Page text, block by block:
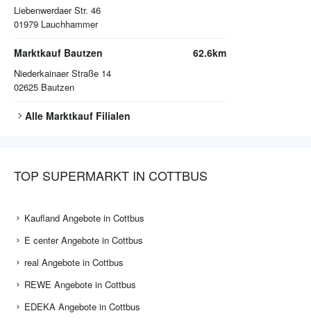
Liebenwerdaer Str. 46
01979 Lauchhammer
Marktkauf Bautzen
Niederkainaer Straße 14
02625 Bautzen
62.6km
Alle Marktkauf Filialen
TOP SUPERMARKT IN COTTBUS
Kaufland Angebote in Cottbus
E center Angebote in Cottbus
real Angebote in Cottbus
REWE Angebote in Cottbus
EDEKA Angebote in Cottbus